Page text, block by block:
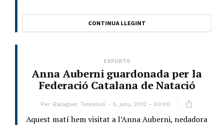
CONTINUA LLEGINT
ESPORTS
Anna Auberni guardonada per la
Federació Catalana de Natació
Per Balaguer Televisió 5, juny, 2012 - 00:00
Aquest matí hem visitat a l’Anna Auberni, nedadora